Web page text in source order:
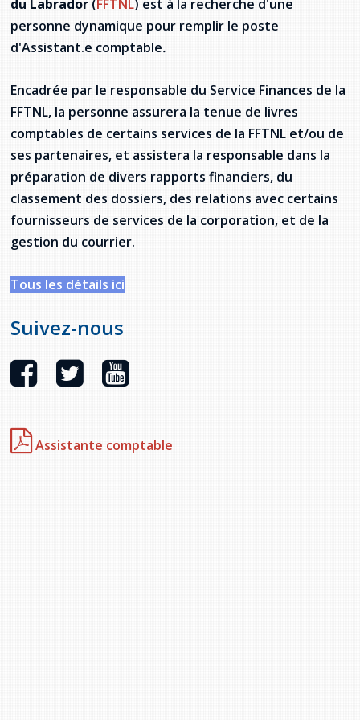
Jeux de la francophonie canadienne
Forum jeunesse pancanadien
Festival jeunesse de l'Acadie
Assemblée générale annuelle
Gestes et paroles ambigus
Admission au barreau
Ressources documentaires
Formulaires de procédure pénale
La Charte canadienne des droits et libertés
Lois fréquemment consultées
Commission des droits de la personne de
Terre-Neuve-et-Labrador
Acheter un véhicule neuf ou d'occasion ou
louer sur le long terme (leasing) un véhicule
neuf
Législation spéciale Covid-19
L'Aide juridique à Terre-Neuve-et-
Labrador
Qu'est-ce que l'Aide juridique ?
Bureaux de l'Aide juridique de Terre-Neuve-
et-Labrador
Répertoire des juristes d'expression
française
Règlement Quiz RVF 2021
Continuons en français
Activités
Guide du système de santé à TNL
Annuaire de santé
Offres Actives
Santé mentale et dépendances
Société Santé en français (SSF)
Travailler en santé à TNL
Passeport Santé
Répertoire des professionnels de santé
Visages de la santé
Allison Chaytor
Maurice Nzoyamara
Programmes et services du gouvernement
provincial
Services en français
Ma langue, c'est ma fierté !
Carte des services en français
2SLGBTQIA+
du Labrador (FFTNL) est à la recherche d'une
personne dynamique pour remplir le poste
d'Assistant.e comptable.
Encadrée par le responsable du Service Finances de la
FFTNL, la personne assurera la tenue de livres
comptables de certains services de la FFTNL et/ou de
ses partenaires, et assistera la responsable dans la
préparation de divers rapports financiers, du
classement des dossiers, des relations avec certains
fournisseurs de services de la corporation, et de la
gestion du courrier.
Tous les détails ici
Suivez-nous
Assistante comptable